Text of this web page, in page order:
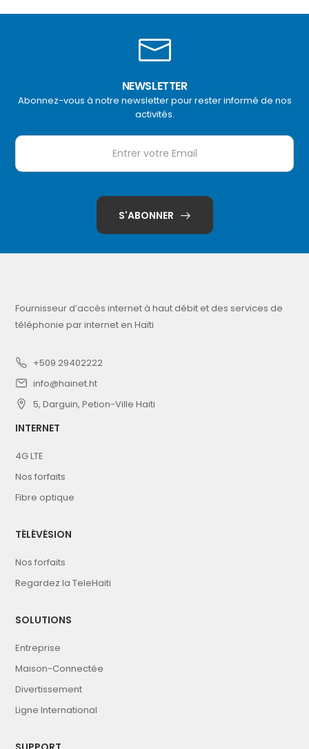
NEWSLETTER
Abonnez-vous à notre newsletter pour rester informé de nos
activités.
S'ABONNER
Fournisseur d’accès internet à haut débit et des services de
téléphonie par internet en Haïti
+509 29402222
info@hainet.ht
5, Darguin, Petion-Ville Haiti
INTERNET
4G LTE
Nos forfaits
Fibre optique
TÉLÉVÉSION
Nos forfaits
Regardez la TeleHaiti
SOLUTIONS
Entreprise
Maison-Connectée
Divertissement
Ligne International